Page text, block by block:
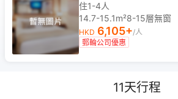
住1-4人
14.7-15.1m²8-15層無窗
HKD 6,105+/人
郵輪公司優惠
11天行程